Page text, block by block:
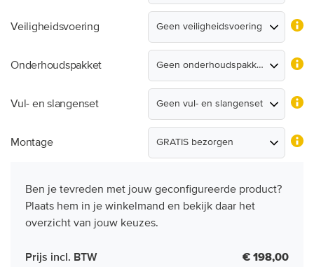
Veiligheidsvoering
Onderhoudspakket
Vul- en slangenset
Montage
Ben je tevreden met jouw geconfigureerde product?
Plaats hem in je winkelmand en bekijk daar het
overzicht van jouw keuzes.
Prijs incl. BTW € 198,00